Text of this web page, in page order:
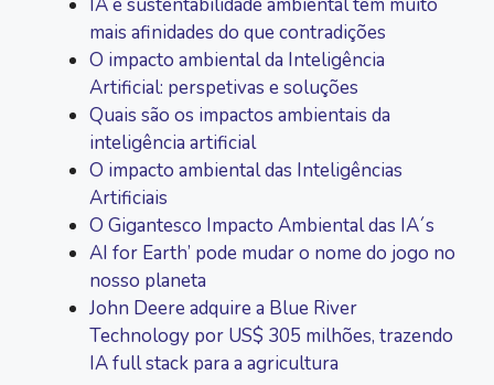
mais afinidades do que contradições
O impacto ambiental da Inteligência
Artificial: perspetivas e soluções
Quais são os impactos ambientais da
inteligência artificial
O impacto ambiental das Inteligências
Artificiais
O Gigantesco Impacto Ambiental das IA´s
AI for Earth’ pode mudar o nome do jogo no
nosso planeta
John Deere adquire a Blue River
Technology por US$ 305 milhões, trazendo
IA full stack para a agricultura